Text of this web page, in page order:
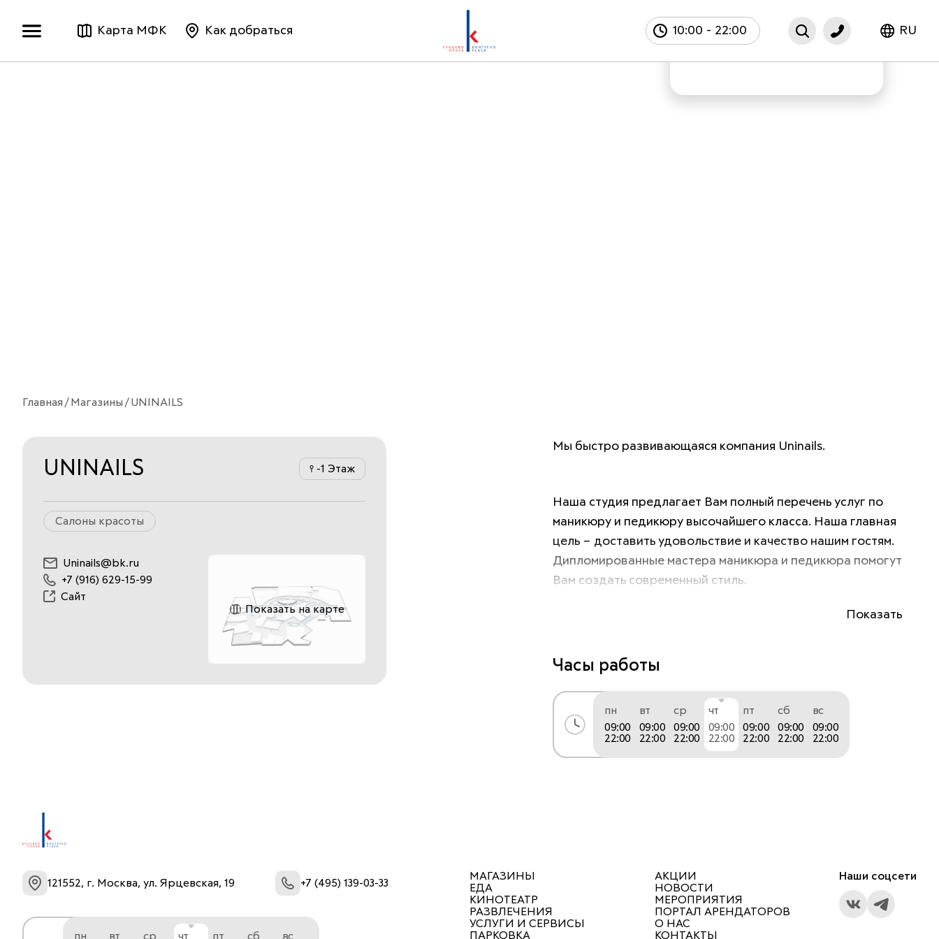
Карта МФК Как добраться 10:00 - 22:00 RU
Главная Магазины UNINAILS
UNINAILS -1 Этаж
Салоны красоты
Uninails@bk.ru
+7 (916) 629-15-99
Сайт
Показать на карте
Мы быстро развивающаяся компания Uninails.
Наша студия предлагает Вам полный перечень услуг по
маникюру и педикюру высочайшего класса. Наша главная
цель – доставить удовольствие и качество нашим гостям.
Дипломированные мастера маникюра и педикюра помогут
Вам создать современный стиль.
сложности, СПА уходы за руками и ногами, маникюр,
педикюр, современный дизайн.
Так же для каждого нового клиента мы предоставляем
возможность знакомства с мастерами - услуга первый визит.
Ссылка для онлайн записи: https://b618815.yclients.com.
Показать
Часы работы
пн
09:00
22:00
вт
09:00
22:00
ср
09:00
22:00
чт
09:00
22:00
пт
09:00
22:00
сб
09:00
22:00
вс
09:00
22:00
121552, г. Москва, ул. Ярцевская, 19 +7 (495) 139-03-33
пн вт ср чт пт сб вс
МАГАЗИНЫ
ЕДА
КИНОТЕАТР
РАЗВЛЕЧЕНИЯ
УСЛУГИ И СЕРВИСЫ
ПАРКОВКА
АКЦИИ
НОВОСТИ
МЕРОПРИЯТИЯ
ПОРТАЛ АРЕНДАТОРОВ
О НАС
КОНТАКТЫ
Наши соцсети